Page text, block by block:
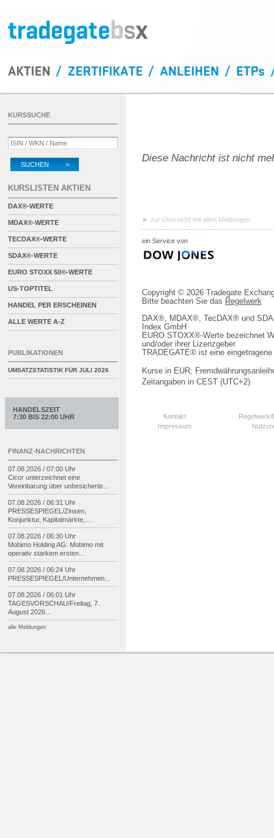
Diese Nachricht ist nicht
zur Übersicht mit allen Meldungen
ein Service von
Copyright © 2026 Tradegate
Bitte beachten Sie das Regelwerk
DAX®, MDAX®, TecDAX® und
Index GmbH
EURO STOXX®-Werte bezeichnet
und/oder ihrer Lizenzgeber
TRADEGATE® ist eine
Kurse in EUR;
Zeitangaben in CEST (UTC+2)
Kontakt
Impressum
KURSSUCHE
SUCHEN >
KURSLISTEN AKTIEN
DAX®-WERTE
MDAX®-WERTE
TECDAX®-WERTE
SDAX®-WERTE
EURO STOXX 50®-WERTE
US-TOPTITEL
HANDEL PER ERSCHEINEN
ALLE WERTE A-Z
PUBLIKATIONEN
UMSATZSTATISTIK FÜR JULI 2026
HANDELSZEIT
7:30 BIS 22:00 UHR
FINANZ-NACHRICHTEN
07.08.2026 / 07:00 Uhr
Cicor unterzeichnet eine
Vereinbarung über unbesicherte...
07.08.2026 / 06:31 Uhr
PRESSESPIEGEL/Zinsen,
Konjunktur, Kapitalmärkte,...
07.08.2026 / 06:30 Uhr
Mobimo Holding AG: Mobimo mit
operativ starkem ersten...
07.08.2026 / 06:24 Uhr
PRESSESPIEGEL/Unternehmen...
07.08.2026 / 06:01 Uhr
TAGESVORSCHAU/Freitag, 7.
August 2026...
alle Meldungen